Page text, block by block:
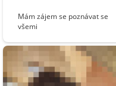
Mám zájem se poznávat se
všemi